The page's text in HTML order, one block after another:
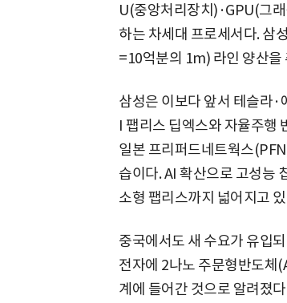
U(중앙처리장치)·GPU(그
하는 차세대 프로세서다. 삼
=10억분의 1m) 라인 양산을
삼성은 이보다 앞서 테슬라·
I 팹리스 딥엑스와 자율주행
일본 프리퍼드네트웍스
습이다. AI 확산으로 고성능
소형 팹리스까지 넓어지고
중국에서도 새 수요가 유입
전자에 2나노 주문형반도체
계에 들어간 것으로 알려졌